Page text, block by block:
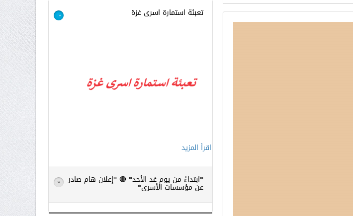
تعبئة استمارة اسرى غزة >
اقرأ المزيد
*ابتداءً من يوم غد الأحد* 🔴 *إعلان هام صادر
عن مؤسسات الأسرى* >